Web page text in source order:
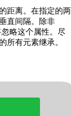
距离。在指定的两
直间隔。除非
略这个属性。尽
所有元素继承。